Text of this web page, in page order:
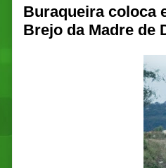
Buraqueira coloca
Brejo da Madre de